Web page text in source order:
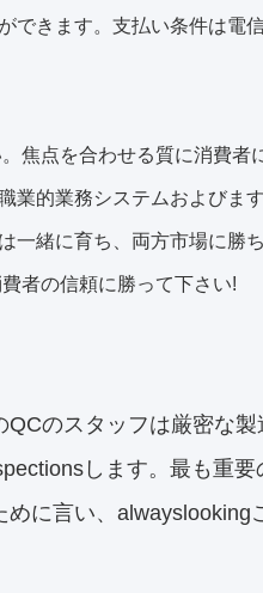
できます。支払い条件は電
焦点を合わせる質に消費者
業的業務システムおよびま
一緒に育ち、両方市場に勝ち
者の信頼に勝って下さい!
のスタッフは厳密な製
します。最も重
に言い、alwayslooking